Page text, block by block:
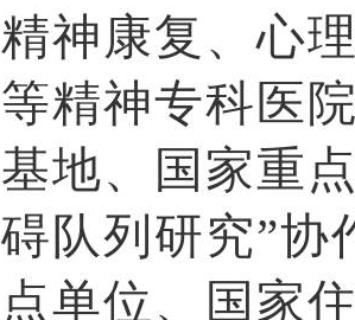
精神康复、心
等精神专科医
基地、国家重
碍队列研究”协
点单位、国家